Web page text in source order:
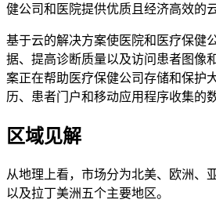
健公司和医院提供优质且经济高效的
基于云的解决方案使医院和医疗保健
据、提高诊断质量以及访问患者图像
案正在帮助医疗保健公司存储和保护
历、患者门户和移动应用程序收集的数
区域见解
从地理上看，市场分为北美、欧洲、
以及拉丁美洲五个主要地区。